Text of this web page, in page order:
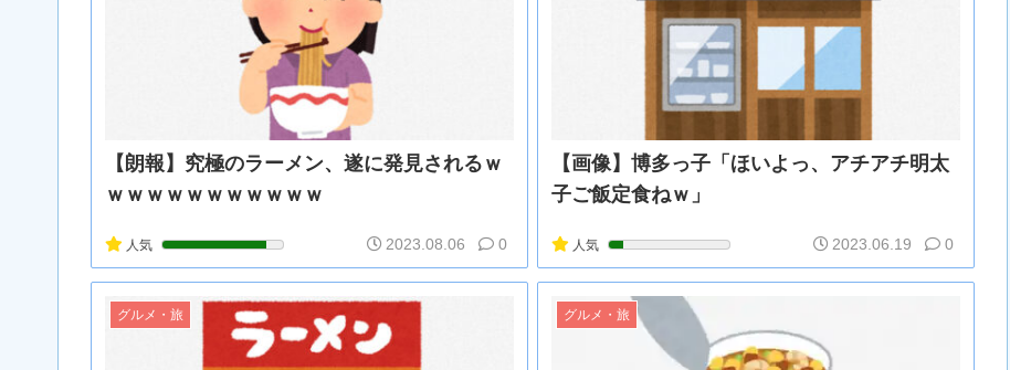
【朗報】究極のラーメン、遂に発見されるｗ
ｗｗｗｗｗｗｗｗｗｗｗ
人気 2023.08.06 0
【画像】博多っ子「ほいよっ、アチアチ明太
子ご飯定食ねｗ」
人気 2023.06.19 0
グルメ・旅 グルメ・旅